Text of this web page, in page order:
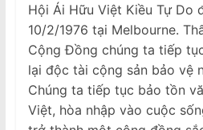
Hội Ái Hữu Việt Kiều Tự Do
10/2/1976 tại Melbourne.
Cộng Đồng chúng ta tiếp
lại độc tài cộng sản bảo vệ
Chúng ta tiếp tục bảo tồn
Việt, hòa nhập vào cuộc